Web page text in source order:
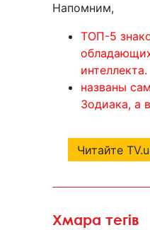
Напомним,
ТОП-5
интеллекта.
названы
Зодиака, а
Читайте
Хмара тегів